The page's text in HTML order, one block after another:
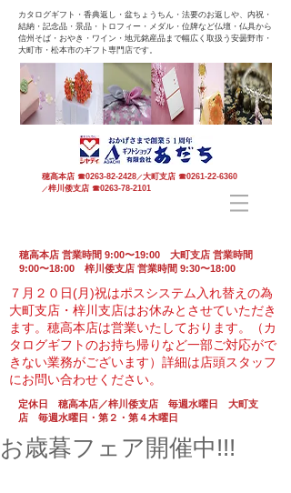
カタログギフト・香典返し・盆ちょうちん・法要のお返しや、内祝・
結納・記念品・景品・トロフィー・メダル・位牌など仏壇・仏具から
信州そば・おやき・ワイン・地元銘産品まで幅広く取扱う安曇野市・
大町市・松本市のギフト専門店です。
穂高本店 ☎0263-82-2428 ／大町支店 ☎0261-22-6360
／梓川倭支店 ☎0263-78-2101
穂高本店 営業時間 9:00〜19:00 大町支店 営業時間
9:00〜18:00 梓川倭支店 営業時間 9:30〜18:00
７月２０日(月)祝はポスシステム入れ替えの為
大町支店・梓川支店はお休みとさせていただき
ます。 穂高本店は営業いたしております。（カ
タログギフトのお持ち帰りなど一部ご対応がで
きない業務がございます） 詳細は店頭スタッフ
にお問い合わせください。
定休日 穂高本店／梓川倭支店 毎週水曜日 大町支
店 毎週水曜日・第２・第４木曜日
お歳暮フェア開催中!!!